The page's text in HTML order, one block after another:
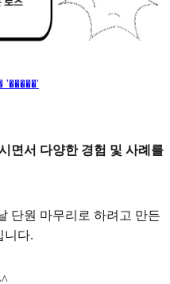
면서 다양한 경험 및 사례를
단원 마무리로 하려고 만든
니다.